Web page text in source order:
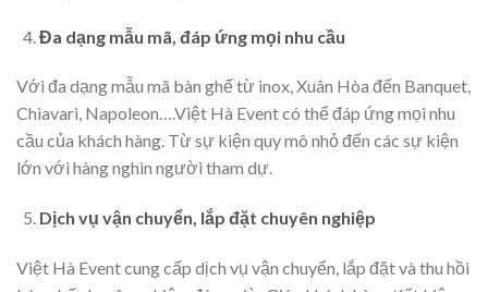
Đa dạng mẫu mã, đáp ứng mọi nhu cầu
Với đa dạng mẫu mã bàn ghế từ inox, Xuân Hòa đến Banquet,
Chiavari, Napoleon….Việt Hà Event có thể đáp ứng mọi nhu
cầu của khách hàng. Từ sự kiện quy mô nhỏ đến các sự kiện
lớn với hàng nghìn người tham dự.
Dịch vụ vận chuyển, lắp đặt chuyên nghiệp
Việt Hà Event cung cấp dịch vụ vận chuyển, lắp đặt và thu hồi